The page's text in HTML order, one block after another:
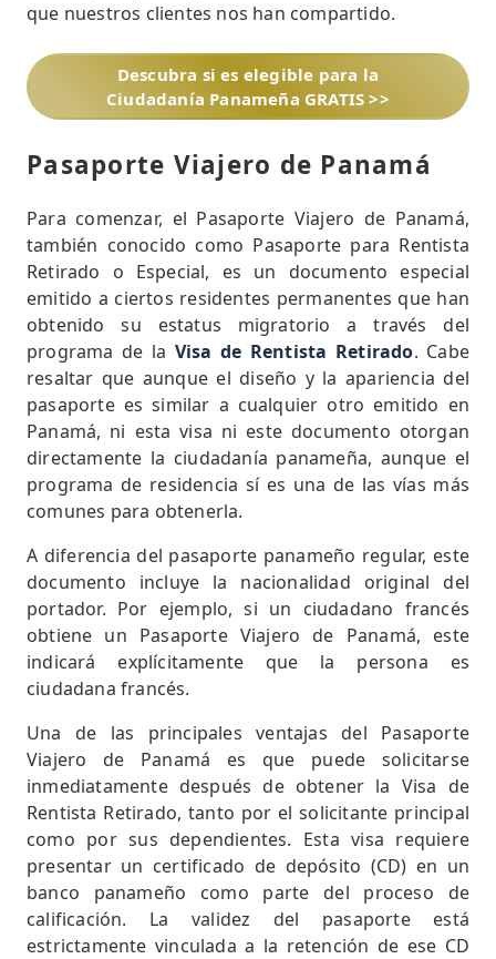
que nuestros clientes nos han compartido.
Descubra si es elegible para la
Ciudadanía Panameña GRATIS >>
Pasaporte Viajero de Panamá
Para comenzar, el Pasaporte Viajero de Panamá,
también conocido como Pasaporte para Rentista
Retirado o Especial, es un documento especial
emitido a ciertos residentes permanentes que han
obtenido su estatus migratorio a través del
programa de la Visa de Rentista Retirado. Cabe
resaltar que aunque el diseño y la apariencia del
pasaporte es similar a cualquier otro emitido en
Panamá, ni esta visa ni este documento otorgan
directamente la ciudadanía panameña, aunque el
programa de residencia sí es una de las vías más
comunes para obtenerla.
A diferencia del pasaporte panameño regular, este
documento incluye la nacionalidad original del
portador. Por ejemplo, si un ciudadano francés
obtiene un Pasaporte Viajero de Panamá, este
indicará explícitamente que la persona es
ciudadana francés.
Una de las principales ventajas del Pasaporte
Viajero de Panamá es que puede solicitarse
inmediatamente después de obtener la Visa de
Rentista Retirado, tanto por el solicitante principal
como por sus dependientes. Esta visa requiere
presentar un certificado de depósito (CD) en un
banco panameño como parte del proceso de
calificación. La validez del pasaporte está
estrictamente vinculada a la retención de ese CD